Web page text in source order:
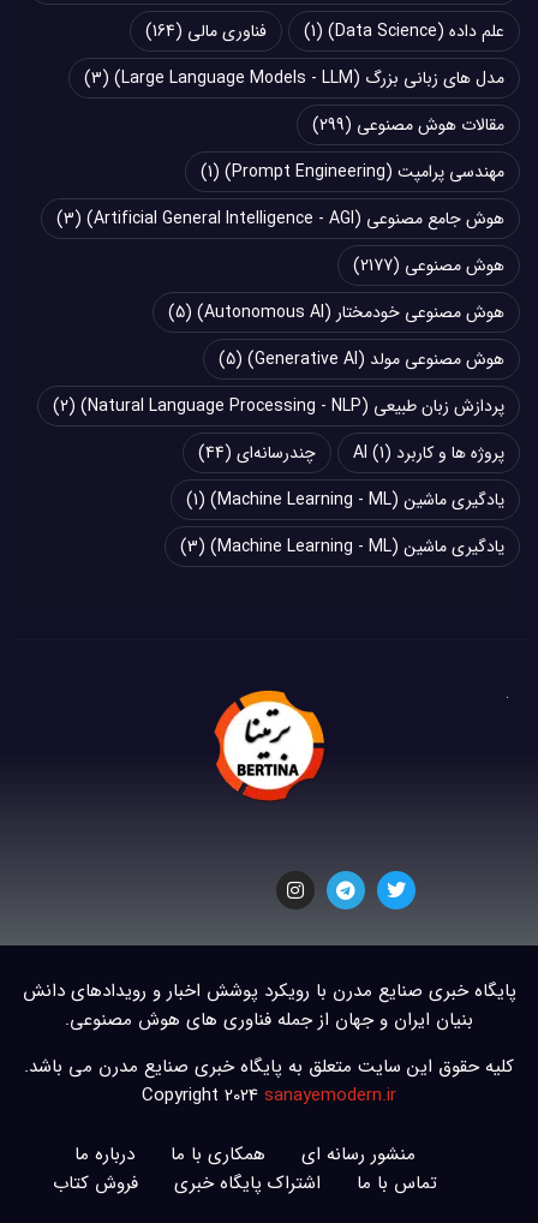
علم داده (Data Science)
(1) فناوری مالی (164)
مدل های زبانی بزرگ (Large Language Models - LLM)
(3)
مقالات هوش مصنوعی (299)
مهندسی پرامپت (Prompt Engineering)
(1)
هوش جامع مصنوعی (Artificial General Intelligence - AGI)
(3)
هوش مصنوعی (2177)
هوش مصنوعی خودمختار (Autonomous AI)
(5)
هوش مصنوعی مولد (Generative AI)
(5)
پردازش زبان طبیعی (Natural Language Processing - NLP)
(2)
پروژه ها و کاربرد AI (1) چند‌‌رسانه‌ای (44)
یادگیری ماشین (Machine Learning - ML)
(1)
یادگیری ماشین (Machine Learning - ML)
(3)
پایگاه خبری صنایع مدرن با رویکرد پوشش اخبار و رویدادهای دانش
بنیان ایران و جهان از جمله فناوری های هوش مصنوعی.
کلیه حقوق این سایت متعلق به پایگاه خبری صنایع مدرن می باشد.
Copyright 2024 sanayemodern.ir
منشور رسانه ای همکاری با ما
درباره ما
تماس با ما
اشتراک پایگاه خبری فروش کتاب